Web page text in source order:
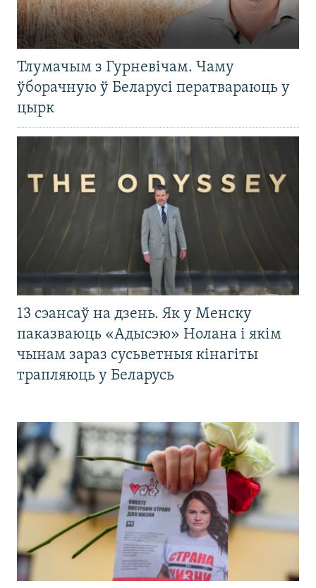
Тлумачым з Гурневічам. Чаму
ўборачную ў Беларусі ператвараюць у
цырк
13 сэансаў на дзень. Як у Менску
паказваюць «Адысэю» Нолана і якім
чынам зараз сусьветныя кінагіты
трапляюць у Беларусь